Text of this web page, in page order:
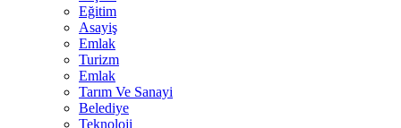
Eğitim
Asayiş
Emlak
Turizm
Emlak
Tarım Ve Sanayi
Belediye
Teknoloji